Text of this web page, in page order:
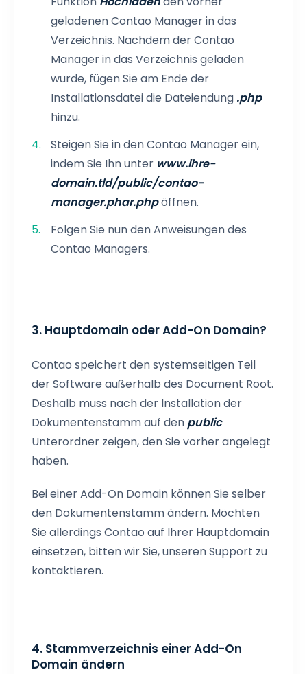
geladenen Contao Manager in das
Verzeichnis. Nachdem der Contao
Manager in das Verzeichnis geladen
wurde, fügen Sie am Ende der
Installationsdatei die Dateiendung .php
hinzu.
Steigen Sie in den Contao Manager ein,
indem Sie Ihn unter www.ihre-
domain.tld/public/contao-
manager.phar.phpöffnen.
Folgen Sie nun den Anweisungen des
Contao Managers.
3. Hauptdomain oder Add-On Domain?
Contao speichert den systemseitigen Teil
der Software außerhalb des Document Root.
Deshalb muss nach der Installation der
Dokumentenstamm auf den public
Unterordner zeigen, den Sie vorher angelegt
haben.
Bei einer Add-On Domain können Sie selber
den Dokumentenstamm ändern. Möchten
Sie allerdings Contao auf Ihrer Hauptdomain
einsetzen, bitten wir Sie, unseren Support zu
kontaktieren.
4. Stammverzeichnis einer Add-On
Domain ändern